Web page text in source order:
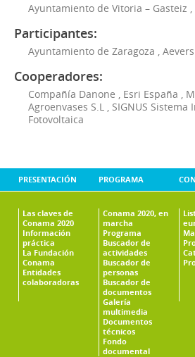
Ayuntamiento de Vitoria – Gasteiz
Participantes:
Ayuntamiento de Zaragoza
Cooperadores:
Compañía Danone Esri España
Agroenvases S.L
SIGNUS
Fotovoltaica
PRESENTACIÓN
Las claves de
Conama 2020
Información
práctica
La Fundación
Conama
Entidades
colaboradoras
PROGRAMA
Conama 2020, en
marcha
Programa
Buscador de
actividades
Buscador de
personas
Buscador de
documentos
Galería
multimedia
Documentos
técnicos
Fondo
documental